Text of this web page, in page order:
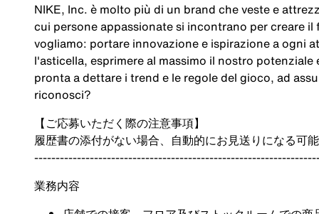
NIKE, Inc. è molto più di un brand che veste e
cui persone appassionate si incontrano per creare
vogliamo: portare innovazione e ispirazione a ogni
l'asticella, esprimere al massimo il nostro
pronta a dettare i trend e le regole del gioco, ad
riconosci?
【ご応募いただく際の注意事項】
履歴書の添付がない場合、自動的にお見送りになる可
業務内容